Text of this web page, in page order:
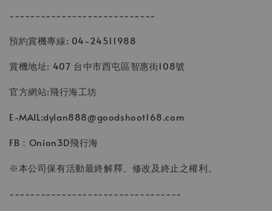
----------------------------
預約賞機專線: 04-24511988
賞機地址: 407 台中市西屯區智惠街108號
官方網站:飛行海工坊
E-MAIL:dylan888@goodshoot168.com
FB：Onion3D飛行海
※本公司保有活動最終解釋、修改及終止之權利。
---------------------------------